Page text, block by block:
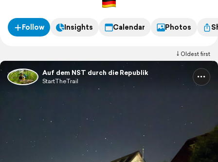
Deshalb wandere ich den NST nun häppchenweise als
Follow Insights Calendar Photos
Oldest first
Auf dem NST durch die Republik
StartTheTrail